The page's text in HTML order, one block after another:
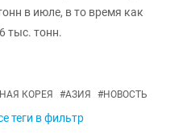
в июле, в то время как
тыс. тонн.
КОРЕЯ #АЗИЯ #НОВОСТЬ
теги в фильтр